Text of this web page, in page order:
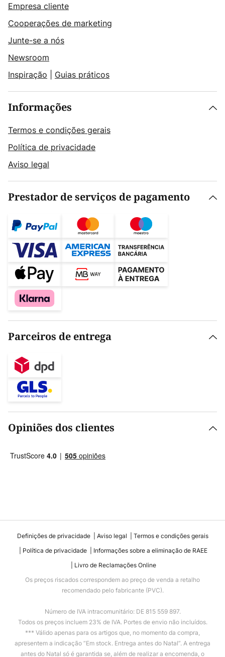
Empresa cliente
Cooperações de marketing
Junte-se a nós
Newsroom
Inspiração
Guias práticos
Informações
Termos e condições gerais
Política de privacidade
Aviso legal
Prestador de serviços de pagamento
Parceiros de entrega
Opiniões dos clientes
Definições de privacidade Aviso legal
Termos e condições gerais
Política de privacidade
Informações sobre a eliminação de RAEE
Livro de Reclamações Online
Os preços riscados correspondem ao preço de venda a retalho
recomendado pelo fabricante (PVC).
Número de IVA intracomunitário: DE 815 559 897.
Todos os preços incluem 23% de IVA. Portes de envio não incluídos.
*** Válido apenas para os artigos que, no momento da compra,
apresentem a indicação “Em stock. Entrega antes do Natal”. A entrega
antes do Natal só é garantida se, além de realizar a encomenda, o